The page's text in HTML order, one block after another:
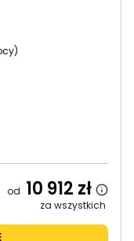
)
od 10 912 zł
za wszystkich